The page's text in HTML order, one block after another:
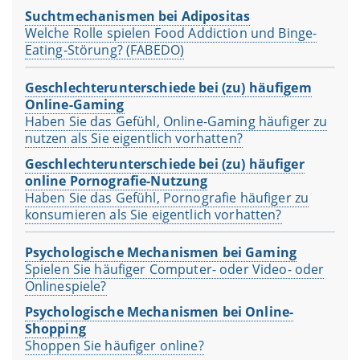
Suchtmechanismen bei Adipositas
Welche Rolle spielen Food Addiction und Binge-
Eating-Störung? (FABEDO)
Geschlechterunterschiede bei (zu) häufigem
Online-Gaming
Haben Sie das Gefühl, Online-Gaming häufiger zu
nutzen als Sie eigentlich vorhatten?
Geschlechterunterschiede bei (zu) häufiger
online Pornografie-Nutzung
Haben Sie das Gefühl, Pornografie häufiger zu
konsumieren als Sie eigentlich vorhatten?
Psychologische Mechanismen bei Gaming
Spielen Sie häufiger Computer- oder Video- oder
Onlinespiele?
Psychologische Mechanismen bei Online-
Shopping
Shoppen Sie häufiger online?